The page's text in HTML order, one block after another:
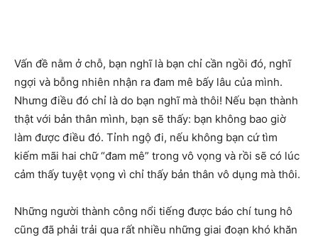
Vấn đề nằm ở chỗ, bạn nghĩ là bạn chỉ cần ngồi đó, nghĩ
ngợi và bỗng nhiên nhận ra đam mê bấy lâu của mình.
Nhưng điều đó chỉ là do bạn nghĩ mà thôi! Nếu bạn thành
thật với bản thân mình, bạn sẽ thấy: bạn không bao giờ
làm được điều đó. Tỉnh ngộ đi, nếu không bạn cứ tìm
kiếm mãi hai chữ “đam mê” trong vô vọng và rồi sẽ có lúc
cảm thấy tuyệt vọng vì chỉ thấy bản thân vô dụng mà thôi.
Những người thành công nổi tiếng được báo chí tung hô
cũng đã phải trải qua rất nhiều những giai đoạn khó khăn